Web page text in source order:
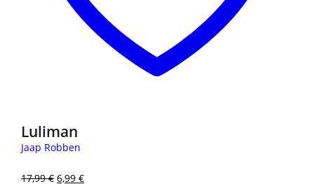
Luliman
Jaap Robben
17,99€ 6,99 €